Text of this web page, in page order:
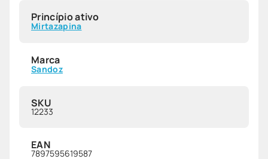
Princípio ativo
Mirtazapina
Marca
Sandoz
SKU
12233
EAN
7897595619587